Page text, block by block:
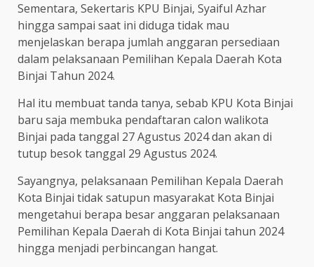
Sementara, Sekertaris KPU Binjai, Syaiful Azhar
hingga sampai saat ini diduga tidak mau
menjelaskan berapa jumlah anggaran persediaan
dalam pelaksanaan Pemilihan Kepala Daerah Kota
Binjai Tahun 2024.
Hal itu membuat tanda tanya, sebab KPU Kota Binjai
baru saja membuka pendaftaran calon walikota
Binjai pada tanggal 27 Agustus 2024 dan akan di
tutup besok tanggal 29 Agustus 2024.
Sayangnya, pelaksanaan Pemilihan Kepala Daerah
Kota Binjai tidak satupun masyarakat Kota Binjai
mengetahui berapa besar anggaran pelaksanaan
Pemilihan Kepala Daerah di Kota Binjai tahun 2024
hingga menjadi perbincangan hangat.